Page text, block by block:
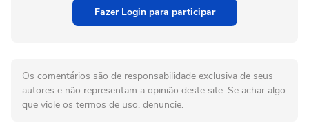
Fazer Login para participar
Os comentários são de responsabilidade exclusiva de seus
autores e não representam a opinião deste site. Se achar algo
que viole os termos de uso, denuncie.